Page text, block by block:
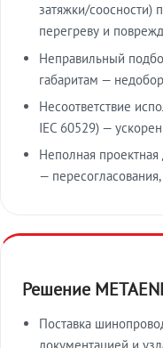
затяжки/соосности)
перегреву и
Неправильный
габаритам —
Несоответствие
IEC 60529) —
Неполная
—
Решение
Поставка
документацией и